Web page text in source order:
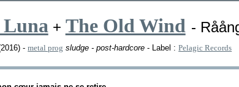
+ The Old Wind -
-metal prog sludge - post-hardcore - Label :Pelagic Records